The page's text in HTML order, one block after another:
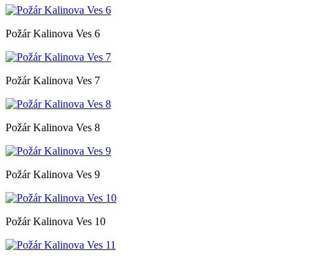
Požár Kalinova Ves 6
Požár Kalinova Ves 7
Požár Kalinova Ves 8
Požár Kalinova Ves 9
Požár Kalinova Ves 10